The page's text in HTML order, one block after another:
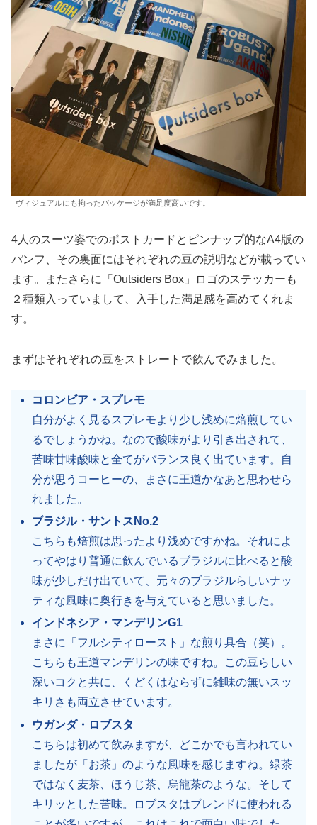
ヴィジュアルにも拘ったパッケージが満足度高いです。
4人のスーツ姿でのポストカードとピンナップ的なA4版の
パンフ、その裏面にはそれぞれの豆の説明などが載ってい
ます。またさらに「Outsiders Box」ロゴのステッカーも
２種類入っていまして、入手した満足感を高めてくれま
す。
まずはそれぞれの豆をストレートで飲んでみました。
コロンビア・スプレモ
自分がよく見るスプレモより少し浅めに焙煎してい
るでしょうかね。なので酸味がより引き出されて、
苦味甘味酸味と全てがバランス良く出ています。自
分が思うコーヒーの、まさに王道かなあと思わせら
れました。
ブラジル・サントスNo.2
こちらも焙煎は思ったより浅めですかね。それによ
ってやはり普通に飲んでいるブラジルに比べると酸
味が少しだけ出ていて、元々のブラジルらしいナッ
ティな風味に奥行きを与えていると思いました。
インドネシア・マンデリンG1
まさに「フルシティロースト」な煎り具合（笑）。
こちらも王道マンデリンの味ですね。この豆らしい
深いコクと共に、くどくはならずに雑味の無いスッ
キリさも両立させています。
ウガンダ・ロブスタ
こちらは初めて飲みますが、どこかでも言われてい
ましたが「お茶」のような風味を感じますね。緑茶
ではなく麦茶、ほうじ茶、烏龍茶のような。そして
キリッとした苦味。ロブスタはブレンドに使われる